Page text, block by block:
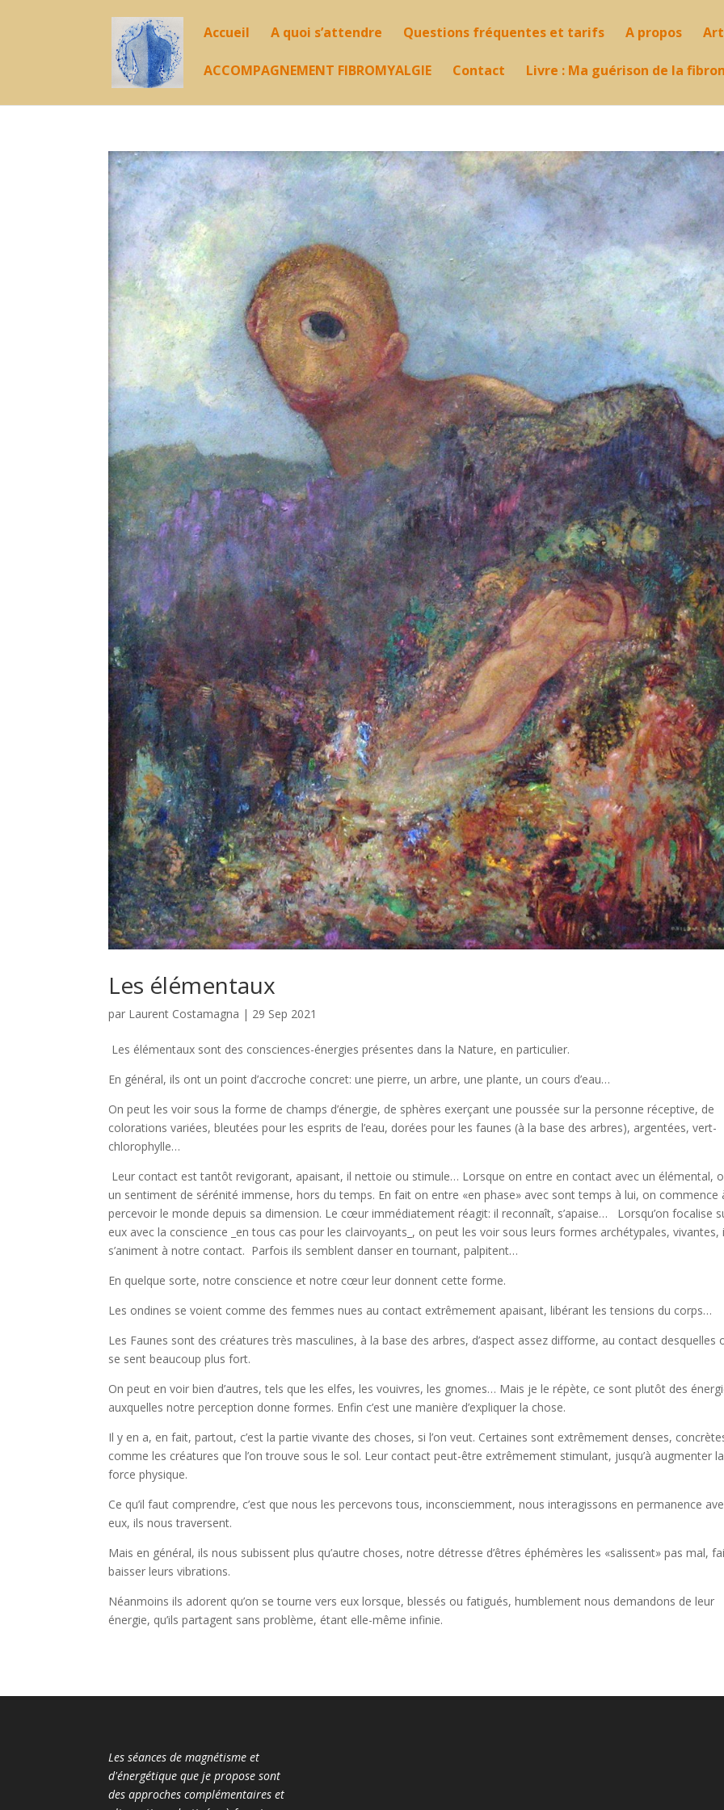
Accueil A quoi s’attendre Questions fréquentes et tarifs A propos
ACCOMPAGNEMENT FIBROMYALGIE Contact Livre : Ma guérison de la
Les élémentaux
par Laurent Costamagna | 29 Sep 2021
Les élémentaux sont des consciences-énergies présentes dans la Nature, en particulier.
En général, ils ont un point d’accroche concret: une pierre, un arbre, une plante, un cours d’eau…
On peut les voir sous la forme de champs d’énergie, de sphères exerçant une poussée sur la personne réceptive, de
colorations variées, bleutées pour les esprits de l’eau, dorées pour les faunes (à la base des arbres), argentées, vert-
chlorophylle…
Leur contact est tantôt revigorant, apaisant, il nettoie ou stimule… Lorsque on entre en contact avec un élémental,
un sentiment de sérénité immense, hors du temps. En fait on entre «en phase» avec sont temps à lui, on commence
percevoir le monde depuis sa dimension. Le cœur immédiatement réagit: il reconnaît, s’apaise… Lorsqu’on focalise
eux avec la conscience _en tous cas pour les clairvoyants_, on peut les voir sous leurs formes archétypales, vivantes,
s’animent à notre contact. Parfois ils semblent danser en tournant, palpitent…
En quelque sorte, notre conscience et notre cœur leur donnent cette forme.
Les ondines se voient comme des femmes nues au contact extrêmement apaisant, libérant les tensions du corps…
Les Faunes sont des créatures très masculines, à la base des arbres, d’aspect assez difforme, au contact desquelles
se sent beaucoup plus fort.
On peut en voir bien d’autres, tels que les elfes, les vouivres, les gnomes… Mais je le répète, ce sont plutôt des
auxquelles notre perception donne formes. Enfin c’est une manière d’expliquer la chose.
Il y en a, en fait, partout, c’est la partie vivante des choses, si l’on veut. Certaines sont extrêmement denses,
comme les créatures que l’on trouve sous le sol. Leur contact peut-être extrêmement stimulant, jusqu’à augmenter la
force physique.
Ce qu’il faut comprendre, c’est que nous les percevons tous, inconsciemment, nous interagissons en permanence
eux, ils nous traversent.
Mais en général, ils nous subissent plus qu’autre choses, notre détresse d’êtres éphémères les «salissent» pas mal,
baisser leurs vibrations.
Néanmoins ils adorent qu’on se tourne vers eux lorsque, blessés ou fatigués, humblement nous demandons de leur
énergie, qu’ils partagent sans problème, étant elle-même infinie.
Les séances de magnétisme et
d'énergétique que je propose sont
des approches complémentaires et